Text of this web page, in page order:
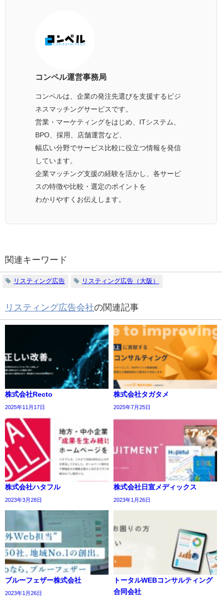
コンペル運営事務局
コンペルは、企業の発注先選びを支援するビジ
ネスマッチングサービスです。
営業・マーケティングをはじめ、ITシステム、
BPO、採用、店舗運営など、
幅広い分野でサービス比較に役立つ情報を発信
しています。
企業マッチング支援の経験を活かし、各サービ
スの特徴や比較・選定のポイントを
わかりやすくお伝えします。
関連キーワード
リスティング広告 リスティング広告（大阪）
リスティング広告会社の関連記事
株式会社Recto
2025年11月17日
株式会社タガタメ
2025年7月25日
株式会社ハタフル
2023年3月28日
株式会社日宣メディックス
2023年1月26日
ブルーフェザー株式会社
2023年1月26日
トータルWEBコンサルティング
合同会社